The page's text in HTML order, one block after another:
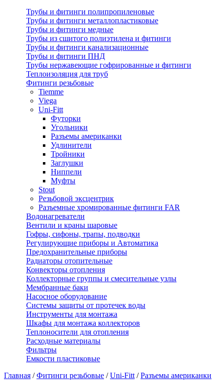
Трубы и фитинги полипропиленовые
Трубы и фитинги металлопластиковые
Трубы и фитинги медные
Трубы из сшитого полиэтилена и фитинги
Трубы и фитинги канализационные
Трубы и фитинги ПНД
Трубы нержавеющие гофрированные и фитинги
Теплоизоляция для труб
Фитинги резьбовые
Tiemme
Viega
Uni-Fitt
Футорки
Угольники
Разъемы американки
Удлинители
Тройники
Заглушки
Ниппели
Муфты
Stout
Резьбовой эксцентрик
Разъемные хромированные фитинги FAR
Водонагреватели
Вентили и краны шаровые
Гофры, сифоны, трапы, подводки
Регулирующие приборы и Автоматика
Предохранительные приборы
Радиаторы отопительные
Конвекторы отопления
Коллекторные группы и смесительные узлы
Мембранные баки
Насосное оборудование
Системы защиты от протечек воды
Инструменты для монтажа
Шкафы для монтажа коллекторов
Теплоносители для отопления
Расходные материалы
Фильтры
Емкости пластиковые
Главная / Фитинги резьбовые / Uni-Fitt / Разъемы американки